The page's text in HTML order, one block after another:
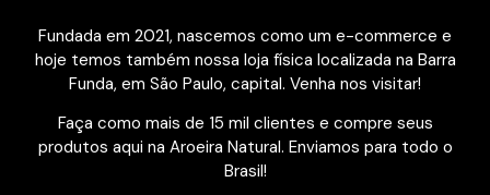
Fundada em 2021, nascemos como um e-commerce e
hoje temos também nossa loja física localizada na Barra
Funda, em São Paulo, capital. Venha nos visitar!
Faça como mais de 15 mil clientes e compre seus
produtos aqui na Aroeira Natural. Enviamos para todo o
Brasil!